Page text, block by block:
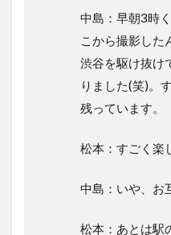
中島：早朝3時
こから撮影した
渋谷を駆け抜け
りました(笑)。
残っています。
松本：すごく楽
中島：いや、お
松本：あとは駅